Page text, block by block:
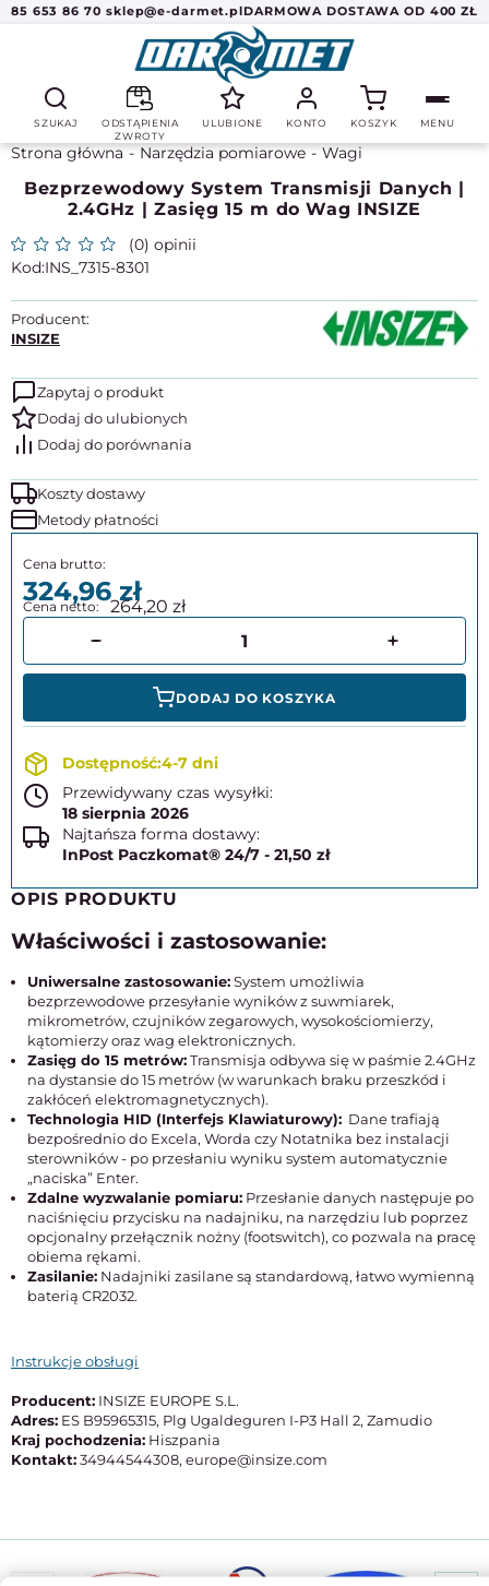
85 653 86 70 sklep@e-darmet.plDARMOWA DOSTAWA OD 400 ZŁ
SZUKAJ
ODSTĄPIENIA
ZWROTY
ULUBIONE KONTO KOSZYK MENU
Strona główna Narzędzia pomiarowe Wagi
Bezprzewodowy System Transmisji Danych |
2.4GHz | Zasięg 15 m do Wag INSIZE
(0) opinii
INS_7315-8301
Producent:
INSIZE
Zapytaj o produkt
Koszty dostawy
Metody płatności
324,96264,20
DODAJ DO KOSZYKA
4-7 dni
Przewidywany czas wysyłki:
18 sierpnia 2026
Najtańsza forma dostawy:
InPost Paczkomat® 24/7 - 21,50 zł
OPIS PRODUKTU
Właściwości i zastosowanie:
Uniwersalne zastosowanie:System umożliwia
bezprzewodowe przesyłanie wyników z suwmiarek,
mikrometrów, czujników zegarowych, wysokościomierzy,
kątomierzy oraz wag elektronicznych.
Zasięg do 15 metrów:Transmisja odbywa się w paśmie 2.4GHz
na dystansie do 15 metrów (w warunkach braku przeszkód i
zakłóceń elektromagnetycznych).
Technologia HID (Interfejs Klawiaturowy): Dane trafiają
bezpośrednio do Excela, Worda czy Notatnika bez instalacji
sterowników - po przesłaniu wyniku system automatycznie
„naciska” Enter.
Zdalne wyzwalanie pomiaru: Przesłanie danych następuje po
naciśnięciu przycisku na nadajniku, na narzędziu lub poprzez
opcjonalny przełącznik nożny (footswitch), co pozwala na pracę
obiema rękami.
Zasilanie: Nadajniki zasilane są standardową, łatwo wymienną
baterią CR2032.
Instrukcje obsługi
Producent: INSIZE EUROPE S.L.
Adres: ES B95965315, Plg Ugaldeguren I-P3 Hall 2, Zamudio
Kraj pochodzenia: Hiszpania
Kontakt:34944544308, europe@insize.com